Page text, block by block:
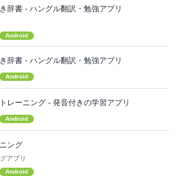
辞書 - ハングル翻訳・勉強アプリ
Android
辞書 - ハングル翻訳・勉強アプリ
Android
レーニング - 発音付きの学習アプリ
Android
ング
アプリ
Android